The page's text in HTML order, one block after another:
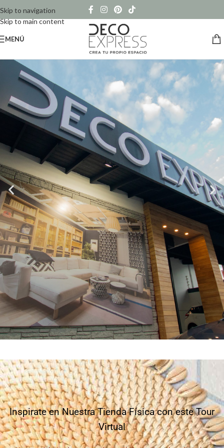
Skip to navigation
Skip to main content
MENÚ
VISITA
NUESTRA
TIENDA
Conoce todos nuestros
Inspirate en Nuestra Tienda Física con este Tour
Virtual